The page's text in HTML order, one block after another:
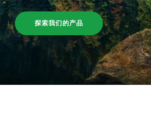
探索我们的产品